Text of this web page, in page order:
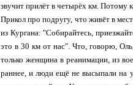
звучит прилёт в четырёх км. Потому
Прикол про подругу, что живёт в
из Кургана: "Собирайтесь,
это в 30 км от нас". Что, говорю,
только женщина в реанимации, из
раннее, и люди ещё не высыпали на